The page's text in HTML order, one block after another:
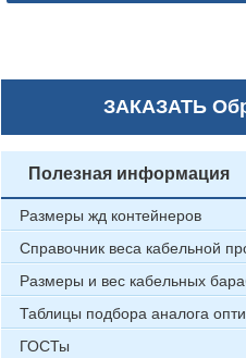
ЗАКАЗАТЬ
Полезная информация
Размеры жд контейнеров
Справочник веса кабельной
Размеры и вес кабельных
Таблицы подбора аналога
ГОСТы